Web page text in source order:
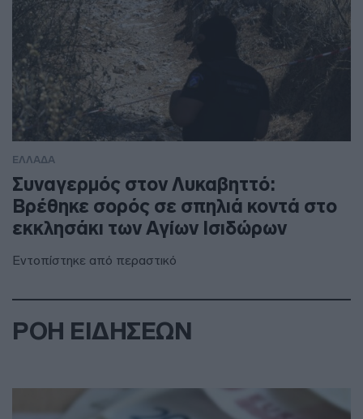
ΕΛΛΑΔΑ
Συναγερμός στον Λυκαβηττό:
Βρέθηκε σορός σε σπηλιά κοντά στο
εκκλησάκι των Αγίων Ισιδώρων
Εντοπίστηκε από περαστικό
ΡΟΗ ΕΙΔΗΣΕΩΝ